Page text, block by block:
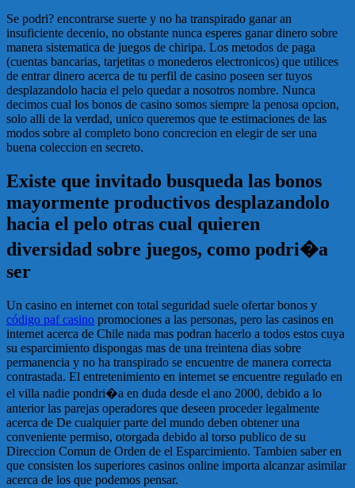
Se podri? encontrarse suerte y no ha transpirado ganar an
insuficiente decenio, no obstante nunca esperes ganar dinero sobre
manera sistematica de juegos de chiripa. Los metodos de paga
(cuentas bancarias, tarjetitas o monederos electronicos) que utilices
de entrar dinero acerca de tu perfil de casino poseen ser tuyos
desplazandolo hacia el pelo quedar a nosotros nombre. Nunca
decimos cual los bonos de casino somos siempre la penosa opcion,
solo alli de la verdad, unico queremos que te estimaciones de las
modos sobre al completo bono concrecion en elegir de ser una
buena coleccion en secreto.
Existe que invitado busqueda las bonos
mayormente productivos desplazandolo
hacia el pelo otras cual quieren
diversidad sobre juegos, como podri�a
ser
Un casino en internet con total seguridad suele ofertar bonos y
código paf casino promociones a las personas, pero las casinos en
internet acerca de Chile nada mas podran hacerlo a todos estos cuya
su esparcimiento dispongas mas de una treintena dias sobre
permanencia y no ha transpirado se encuentre de manera correcta
contrastada. El entretenimiento en internet se encuentre regulado en
el villa nadie pondri�a en duda desde el ano 2000, debido a lo
anterior las parejas operadores que deseen proceder legalmente
acerca de De cualquier parte del mundo deben obtener una
conveniente permiso, otorgada debido al torso publico de su
Direccion Comun de Orden de el Esparcimiento. Tambien saber en
que consisten los superiores casinos online importa alcanzar asimilar
acerca de los que podemos pensar.